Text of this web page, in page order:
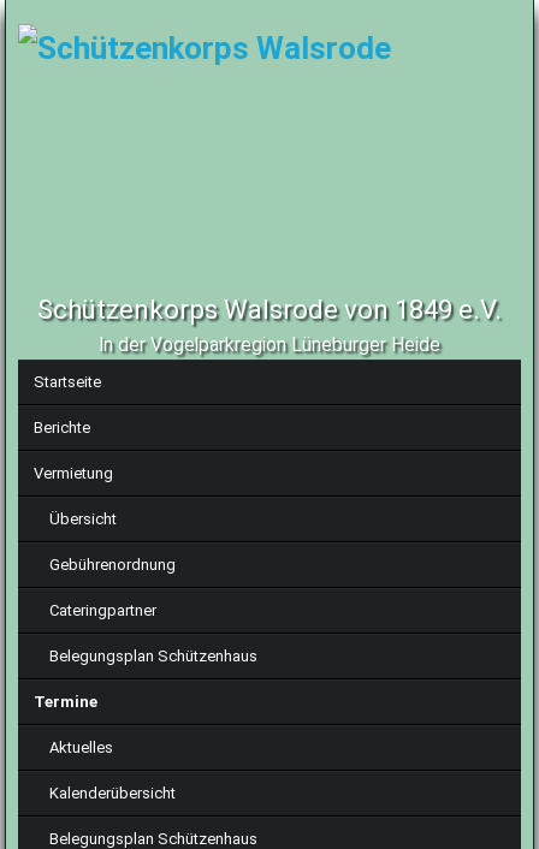
Schützenkorps Walsrode von 1849 e.V.
In der Vogelparkregion Lüneburger Heide
Startseite
Berichte
Vermietung
Übersicht
Gebührenordnung
Cateringpartner
Belegungsplan Schützenhaus
Termine
Aktuelles
Kalenderübersicht
Belegungsplan Schützenhaus